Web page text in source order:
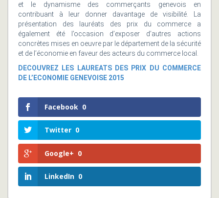
et le dynamisme des commerçants genevois en
contribuant à leur donner davantage de visibilité. La
présentation des lauréats des prix du commerce a
également été l’occasion d’exposer d’autres actions
concrètes mises en oeuvre par le département de la sécurité
et de l’économie en faveur des acteurs du commerce local.
DECOUVREZ LES LAUREATS DES PRIX DU COMMERCE
DE L’ECONOMIE GENEVOISE 2015
Facebook 0
Twitter 0
Google+ 0
LinkedIn 0